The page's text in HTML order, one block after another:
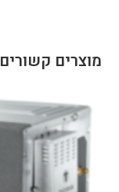
מוצרים קשורים